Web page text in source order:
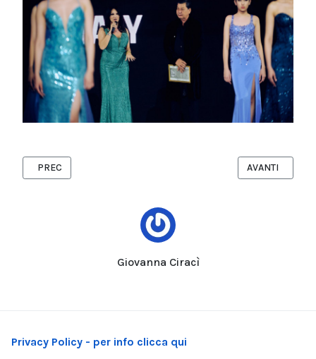
Giovanna Ciracì
ARTICOLO PRECEDENTE: ATTIVI SI NASCE E SI RIMANE A
PREC ARTICOLO
AVANTI
Privacy Policy - per info clicca qui